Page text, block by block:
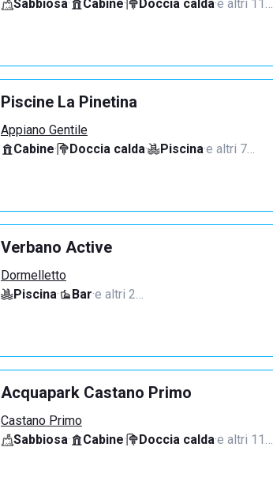
Sabbiosa· Cabine· Doccia calda·e altri 11…
Piscine La Pinetina
Appiano Gentile
Cabine· Doccia calda· Piscina·e altri 7…
Verbano Active
Dormelletto
Piscina· Bar·e altri 2…
Acquapark Castano Primo
Castano Primo
Sabbiosa· Cabine· Doccia calda·e altri 11…